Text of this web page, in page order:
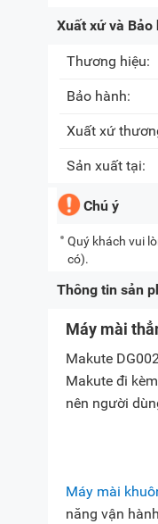
Xuất xứ và Bảo
Thương hiệu:
Bảo hành:
Xuất xứ
Sản xuất tại:
Chú ý
Quý khách vui
có).
Thông tin sản
Máy mài
Makute
Makute đi
nên người
Máy mài
năng vận